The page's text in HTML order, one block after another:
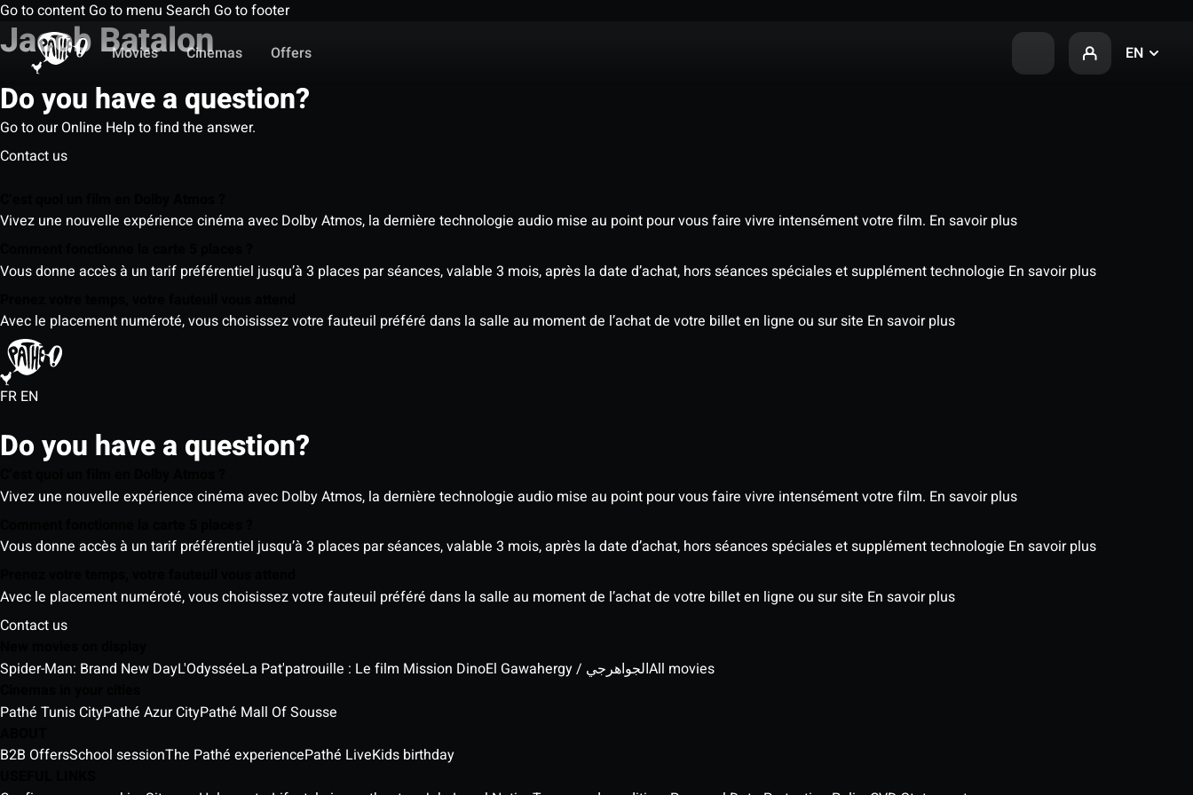
Go to content Go to menu Search Go to footer
Movies
Cinemas Offers EN
Jacob Batalon
Do you have a question?
Go to our Online Help to find the answer.
Contact us
Vivez une nouvelle expérience cinéma avec Dolby Atmos, la dernière technologie audio mise au point pour vous faire vivre intensément votre film. En savoir plus
Vous donne accès à un tarif préférentiel jusqu’à 3 places par séances, valable 3 mois, après la date d’achat, hors séances spéciales et supplément technologie En savoir plus
Avec le placement numéroté, vous choisissez votre fauteuil préféré dans la salle au moment de l’achat de votre billet en ligne ou sur site En savoir plus
FR EN
Do you have a question?
Vivez une nouvelle expérience cinéma avec Dolby Atmos, la dernière technologie audio mise au point pour vous faire vivre intensément votre film. En savoir plus
Vous donne accès à un tarif préférentiel jusqu’à 3 places par séances, valable 3 mois, après la date d’achat, hors séances spéciales et supplément technologie En savoir plus
Avec le placement numéroté, vous choisissez votre fauteuil préféré dans la salle au moment de l’achat de votre billet en ligne ou sur site En savoir plus
Contact us
Spider-Man: Brand New DayL'OdysséeLa Pat'patrouille : Le film Mission Dino El Gawahergy / الجواهرجيAll movies
Pathé Tunis CityPathé Azur CityPathé Mall Of Sousse
B2B OffersSchool sessionThe Pathé experiencePathé LiveKids birthday